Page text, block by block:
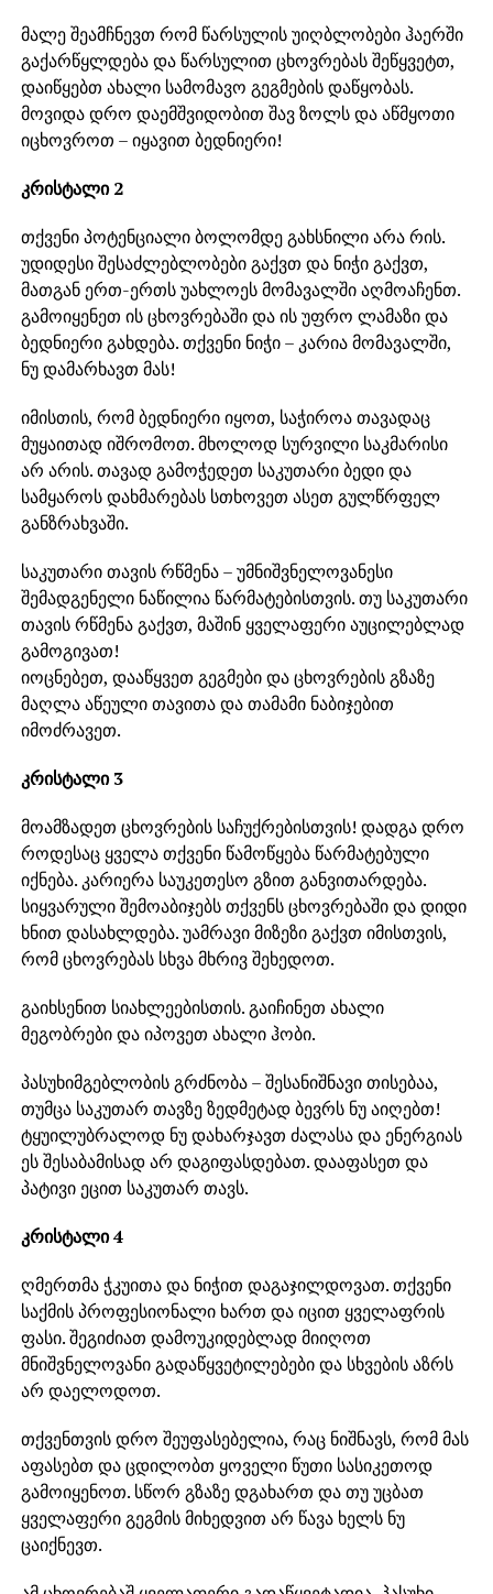
მალე შეამჩნევთ რომ წარსულის უიღბლობები ჰაერში
გაქარწყლდება და წარსულით ცხოვრებას შეწყვეტთ,
დაიწყებთ ახალი სამომავო გეგმების დაწყობას.
მოვიდა დრო დაემშვიდობით შავ ზოლს და აწმყოთი
იცხოვროთ – იყავით ბედნიერი!
კრისტალი 2
თქვენი პოტენციალი ბოლომდე გახსნილი არა რის.
უდიდესი შესაძლებლობები გაქვთ და ნიჭი გაქვთ,
მათგან ერთ-ერთს უახლოეს მომავალში აღმოაჩენთ.
გამოიყენეთ ის ცხოვრებაში და ის უფრო ლამაზი და
ბედნიერი გახდება. თქვენი ნიჭი – კარია მომავალში,
ნუ დამარხავთ მას!
იმისთის, რომ ბედნიერი იყოთ, საჭიროა თავადაც
მუყაითად იშრომოთ. მხოლოდ სურვილი საკმარისი
არ არის. თავად გამოჭედეთ საკუთარი ბედი და
სამყაროს დახმარებას სთხოვეთ ასეთ გულწრფელ
განზრახვაში.
საკუთარი თავის რწმენა – უმნიშვნელოვანესი
შემადგენელი ნაწილია წარმატებისთვის. თუ საკუთარი
თავის რწმენა გაქვთ, მაშინ ყველაფერი აუცილებლად
გამოგივათ!
იოცნებეთ, დააწყვეთ გეგმები და ცხოვრების გზაზე
მაღლა აწეული თავითა და თამამი ნაბიჯებით
იმოძრავეთ.
კრისტალი 3
მოამზადეთ ცხოვრების საჩუქრებისთვის! დადგა დრო
როდესაც ყველა თქვენი წამოწყება წარმატებული
იქნება. კარიერა საუკეთესო გზით განვითარდება.
სიყვარული შემოაბიჯებს თქვენს ცხოვრებაში და დიდი
ხნით დასახლდება. უამრავი მიზეზი გაქვთ იმისთვის,
რომ ცხოვრებას სხვა მხრივ შეხედოთ.
გაიხსენით სიახლეებისთის. გაიჩინეთ ახალი
მეგობრები და იპოვეთ ახალი ჰობი.
პასუხიმგებლობის გრძნობა – შესანიშნავი თისებაა,
თუმცა საკუთარ თავზე ზედმეტად ბევრს ნუ აიღებთ!
ტყუილუბრალოდ ნუ დახარჯავთ ძალასა და ენერგიას
ეს შესაბამისად არ დაგიფასდებათ. დააფასეთ და
პატივი ეცით საკუთარ თავს.
კრისტალი 4
ღმერთმა ჭკუითა და ნიჭით დაგაჯილდოვათ. თქვენი
საქმის პროფესიონალი ხართ და იცით ყველაფრის
ფასი. შეგიძიათ დამოუკიდებლად მიიღოთ
მნიშვნელოვანი გადაწყვეტილებები და სხვების აზრს
არ დაელოდოთ.
თქვენთვის დრო შეუფასებელია, რაც ნიშნავს, რომ მას
აფასებთ და ცდილობთ ყოველი წუთი სასიკეთოდ
გამოიყენოთ. სწორ გზაზე დგახართ და თუ უცბათ
ყველაფერი გეგმის მიხედვით არ წავა ხელს ნუ
ცაიქნევთ.